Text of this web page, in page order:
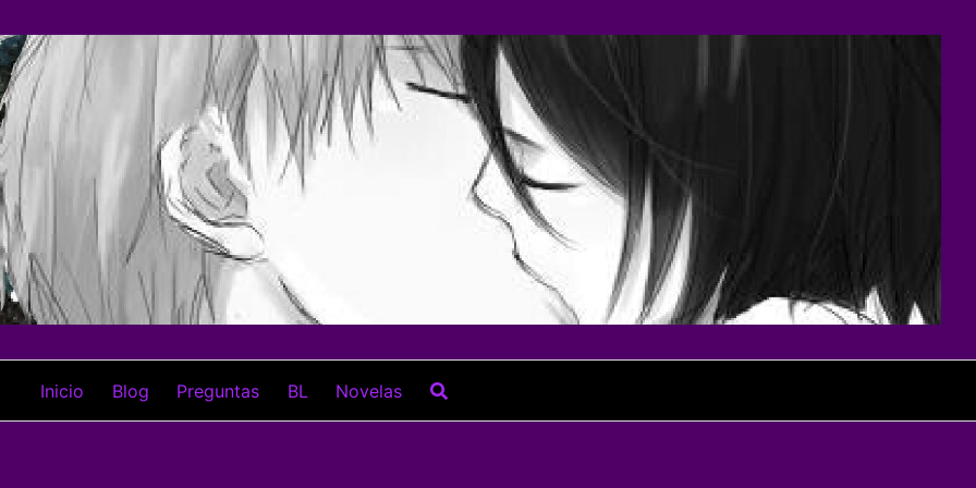
Inicio Blog Preguntas BL Novelas